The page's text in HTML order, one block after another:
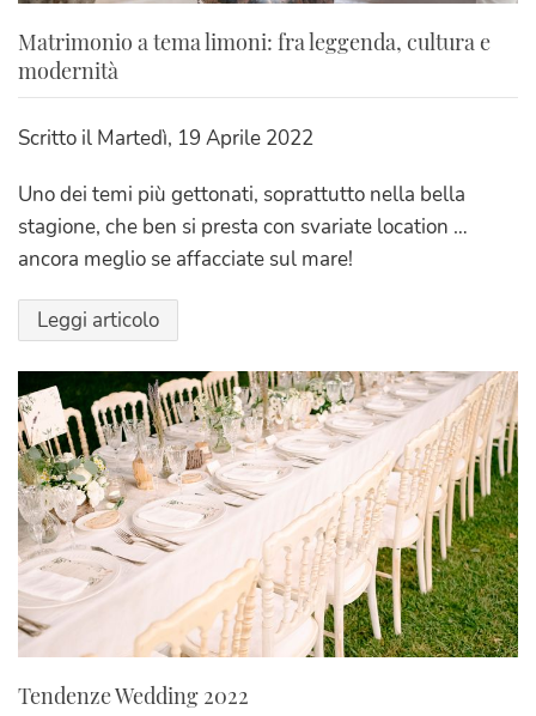
Matrimonio a tema limoni: fra leggenda, cultura e
modernità
Scritto il Martedì, 19 Aprile 2022
Uno dei temi più gettonati, soprattutto nella bella
stagione, che ben si presta con svariate location …
ancora meglio se affacciate sul mare!
Leggi articolo
Tendenze Wedding 2022